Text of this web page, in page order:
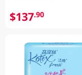
$137.90